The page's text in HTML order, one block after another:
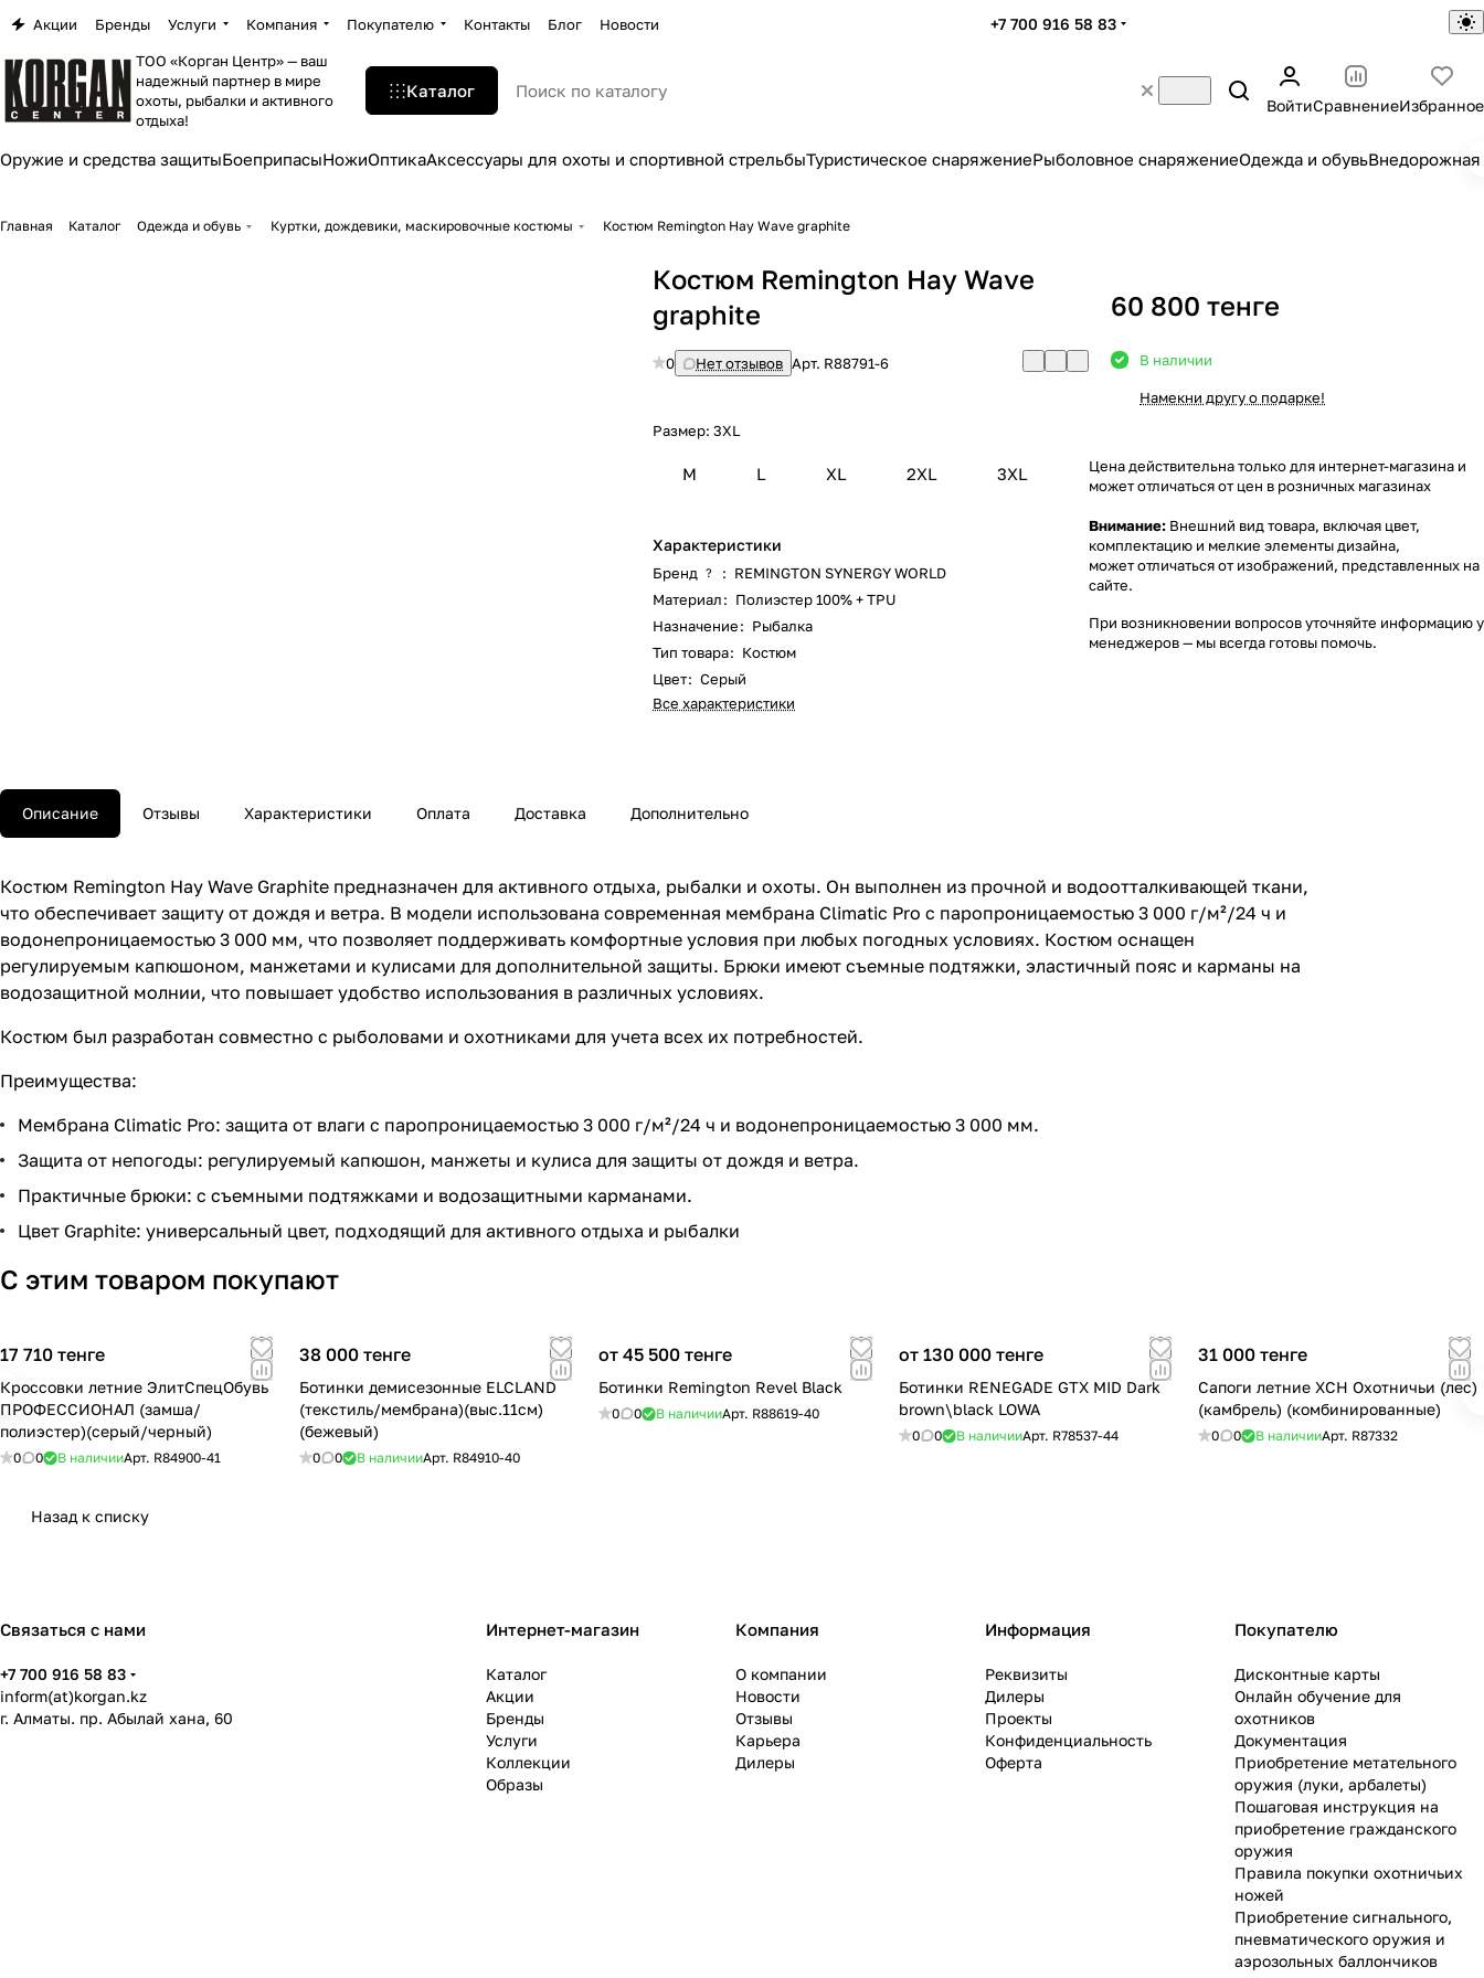
Акции Бренды Услуги Компания Покупателю Контакты Блог Новости +7 700 916 58 83
ТОО «Корган Центр» — ваш
надежный партнер в мире
охоты, рыбалки и активного
отдыха!
Каталог
ВойтиСравнениеИзбранное
Оружие и средства защитыБоеприпасыНожиОптикаАксессуары для охоты и спортивной стрельбыТуристическое снаряжениеРыболовное снаряжениеОдежда и обувьВнедорожная
Главная Каталог Одежда и обувь Куртки, дождевики, маскировочные костюмы Костюм Remington Hay Wave graphite
Костюм Remington Hay Wave
graphite
0 Нет отзывов Арт. R88791-6
Размер:3XL
M L XL 2XL 3XL
Характеристики
Бренд ? : REMINGTON SYNERGY WORLD
Материал: Полиэстер 100% + TPU
Назначение: Рыбалка
Тип товара: Костюм
Цвет: Серый
Все характеристики
60 800 тенге
В наличии
Намекни другу о подарке!
Цена действительна только для интернет-магазина и
может отличаться от цен в розничных магазинах
Внимание: Внешний вид товара, включая цвет,
комплектацию и мелкие элементы дизайна,
может отличаться от изображений, представленных на
сайте.
При возникновении вопросов уточняйте информацию у
менеджеров— мы всегда готовы помочь.
Описание Отзывы Характеристики Оплата Доставка Дополнительно
Костюм Remington Hay Wave Graphite предназначен для активного отдыха, рыбалки и охоты. Он выполнен из прочной и водоотталкивающей ткани,
что обеспечивает защиту от дождя и ветра. В модели использована современная мембрана Climatic Pro с паропроницаемостью 3 000 г/м²/24 ч и
водонепроницаемостью 3 000 мм, что позволяет поддерживать комфортные условия при любых погодных условиях. Костюм оснащен
регулируемым капюшоном, манжетами и кулисами для дополнительной защиты. Брюки имеют съемные подтяжки, эластичный пояс и карманы на
водозащитной молнии, что повышает удобство использования в различных условиях.
Костюм был разработан совместно с рыболовами и охотниками для учета всех их потребностей.
Преимущества:
Мембрана Climatic Pro: защита от влаги с паропроницаемостью 3 000 г/м²/24 ч и водонепроницаемостью 3 000 мм.
Защита от непогоды: регулируемый капюшон, манжеты и кулиса для защиты от дождя и ветра.
Практичные брюки: с съемными подтяжками и водозащитными карманами.
Цвет Graphite: универсальный цвет, подходящий для активного отдыха и рыбалки
С этим товаром покупают
17 710 тенге
Кроссовки летние ЭлитСпецОбувь
ПРОФЕССИОНАЛ (замша/
полиэстер)(серый/черный)
0 0 В наличииАрт. R84900-41
38 000 тенге
Ботинки демисезонные ELCLAND
(текстиль/мембрана)(выс.11см)
(бежевый)
0 0 В наличииАрт. R84910-40
от 45 500 тенге
Ботинки Remington Revel Black
0 0 В наличииАрт. R88619-40
от 130 000 тенге
Ботинки RENEGADE GTX MID Dark
brown\black LOWA
0 0 В наличииАрт. R78537-44
31 000 тенге
Сапоги летние ХСН Охотничьи (лес)
(камбрель) (комбинированные)
0 0 В наличииАрт. R87332
Назад к списку
Связаться с нами
+7 700 916 58 83
inform(at)korgan.kz
г. Алматы. пр. Абылай хана, 60
Интернет-магазин
Каталог
Акции
Бренды
Услуги
Коллекции
Образы
Компания
О компании
Новости
Отзывы
Карьера
Дилеры
Информация
Реквизиты
Дилеры
Проекты
Конфиденциальность
Оферта
Покупателю
Дисконтные карты
Онлайн обучение для
охотников
Документация
Приобретение метательного
оружия (луки, арбалеты)
Пошаговая инструкция на
приобретение гражданского
оружия
Правила покупки охотничьих
ножей
Приобретение сигнального,
пневматического оружия и
аэрозольных баллончиков